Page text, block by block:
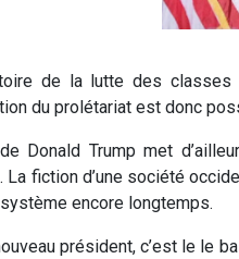
de la lutte des
du prolétariat est donc
de Donald Trump met
La fiction d’une société
encore longtemps.
président, c’est le le